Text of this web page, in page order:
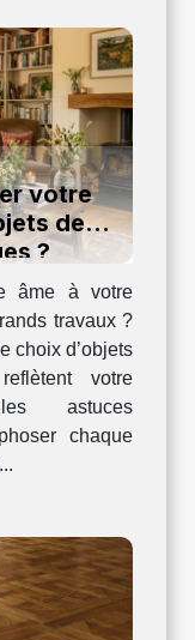
votre
de
?
âme à votre
travaux ?
choix d’objets
votre
astuces
chaque